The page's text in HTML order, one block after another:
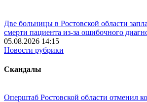
Две больницы в Ростовской области
смерти пациента из-за ошибочного
05.08.2026 14:15
Новости рубрики
Скандалы
Оперштаб Ростовской области отменил